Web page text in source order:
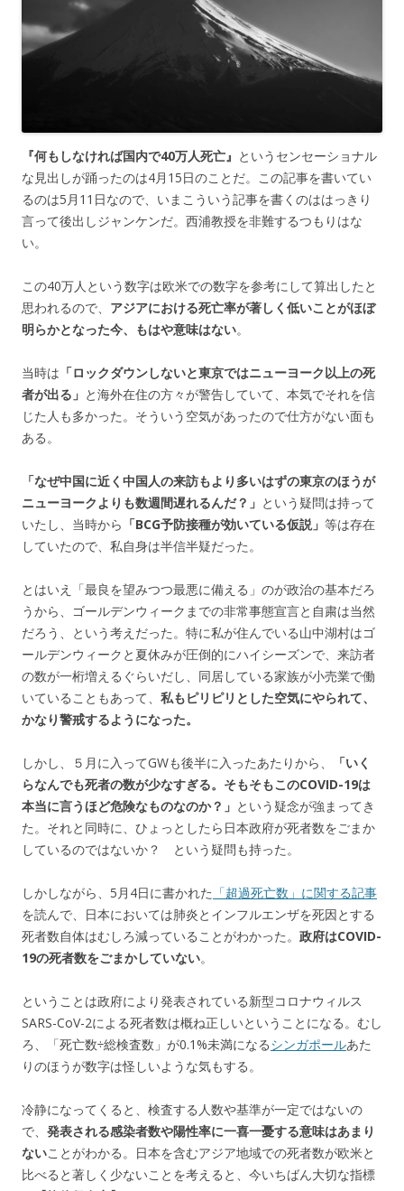
『何もしなければ国内で40万人死亡』 というセンセーショナル
な見出しが踊ったのは4月15日のことだ。この記事を書いてい
るのは5月11日なので、いまこういう記事を書くのははっきり
言って後出しジャンケンだ。西浦教授を非難するつもりはな
い。
この40万人という数字は欧米での数字を参考にして算出したと
思われるので、 アジアにおける死亡率が著しく低いことがほぼ
明らかとなった今、もはや意味はない。
当時は 「ロックダウンしないと東京ではニューヨーク以上の死
者が出る」 と海外在住の方々が警告していて、本気でそれを信
じた人も多かった。そういう空気があったので仕方がない面も
ある。
「なぜ中国に近く中国人の来訪もより多いはずの東京のほうが
ニューヨークよりも数週間遅れるんだ？」 という疑問は持って
いたし、当時から 「BCG予防接種が効いている仮説」 等は存在
していたので、私自身は半信半疑だった。
とはいえ「最良を望みつつ最悪に備える」のが政治の基本だろ
うから、ゴールデンウィークまでの非常事態宣言と自粛は当然
だろう、という考えだった。特に私が住んでいる山中湖村はゴ
ールデンウィークと夏休みが圧倒的にハイシーズンで、来訪者
の数が一桁増えるぐらいだし、同居している家族が小売業で働
いていることもあって、 私もピリピリとした空気にやられて、
かなり警戒するようになった。
しかし、５月に入ってGWも後半に入ったあたりから、
「いく
らなんでも死者の数が少なすぎる。そもそもこのCOVID-19は
本当に言うほど危険なものなのか？」 という疑念が強まってき
た。それと同時に、ひょっとしたら日本政府が死者数をごまか
しているのではないか？ という疑問も持った。
しかしながら、5月4日に書かれた 「超過死亡数」に関する記事
を読んで、日本においては肺炎とインフルエンザを死因とする
死者数自体はむしろ減っていることがわかった。 政府はCOVID-
19の死者数をごまかしていない。
ということは政府により発表されている新型コロナウィルス
SARS-CoV-2による死者数は概ね正しいということになる。むし
ろ、「死亡数÷総検査数」が0.1%未満になるシンガポールあた
りのほうが数字は怪しいような気もする。
冷静になってくると、検査する人数や基準が一定ではないの
で、 発表される感染者数や陽性率に一喜一憂する意味はあまり
ないことがわかる。日本を含むアジア地域での死者数が欧米と
比べると著しく少ないことを考えると、今いちばん大切な指標